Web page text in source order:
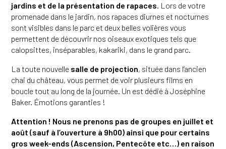
jardins et de la présentation de rapaces. Lors de votre
promenade dans le jardin, nos rapaces diurnes et nocturnes
sont visibles dans le parc et deux belles volières vous
permettent de découvrir nos oiseaux exotiques tels que
calopsittes, inséparables, kakariki, dans le grand parc.
La toute nouvelle salle de projection, située dans l’ancien
chai du château, vous permet de voir plusieurs films en
boucle tout au long de la journée. Un est dédié à Joséphine
Baker. Émotions garanties !
Attention ! Nous ne prenons pas de groupes en juillet et
août (sauf à l’ouverture à 9h00) ainsi que pour certains
gros week-ends (Ascension, Pentecôte etc…) en raison